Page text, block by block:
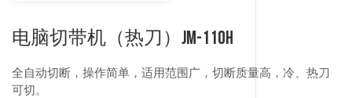
电脑切带机（热刀）JM-110H
全自动切断，操作简单，适用范围广，切断质量高，冷、热刀
可切。